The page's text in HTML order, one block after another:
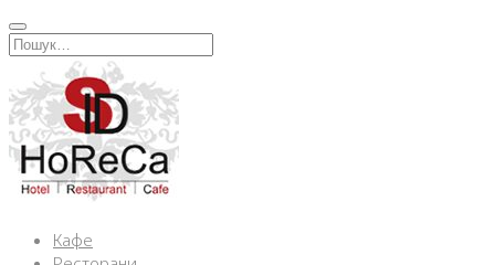
Перейти
к
содержимому
Искать:
Кафе